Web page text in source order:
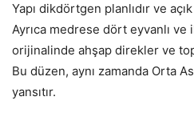
Yapı dikdörtgen planlıdır ve
Ayrıca medrese dört eyvanlı ve
orijinalinde ahşap direkler ve
Bu düzen, aynı zamanda Orta
yansıtır.